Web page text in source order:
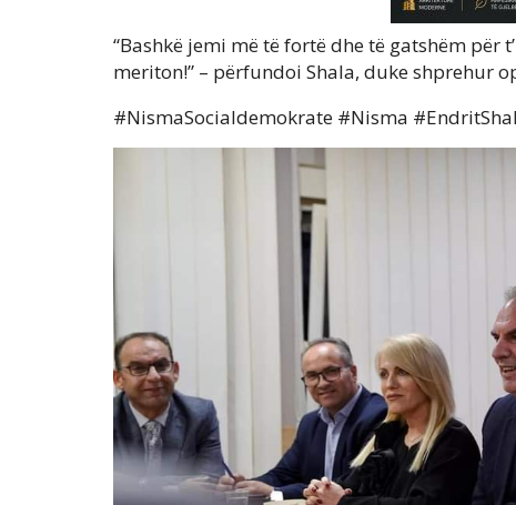
“Bashkë jemi më të fortë dhe të gatshëm për
meriton!” – përfundoi Shala, duke shprehur
#NismaSocialdemokrate #Nisma